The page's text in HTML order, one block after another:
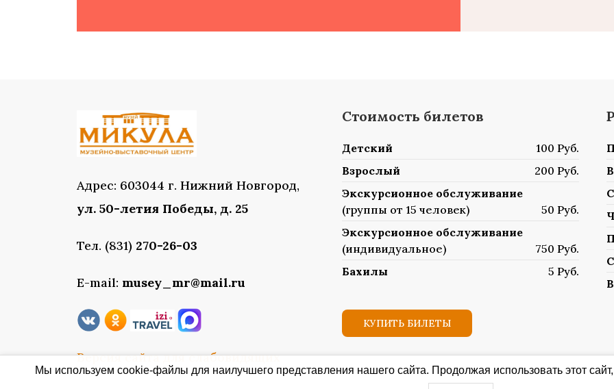
Адрес: 603044 г. Нижний Новгород,
ул. 50-летия Победы, д. 25
Тел. (831) 270-26-03
E-mail: musey_mr@mail.ru
Версия сайта для слабовидящих
Стоимость билетов
Детский
100 Руб.
Взрослый
200 Руб.
Экскурсионное обслуживание
(группы от 15 человек)
50 Руб.
Экскурсионное обслуживание
(индивидуальное)
750 Руб.
Бахилы
5 Руб.
КУПИТЬ БИЛЕТЫ
Мы используем cookie-файлы для наилучшего представления нашего сайта. Продолжая использовать этот